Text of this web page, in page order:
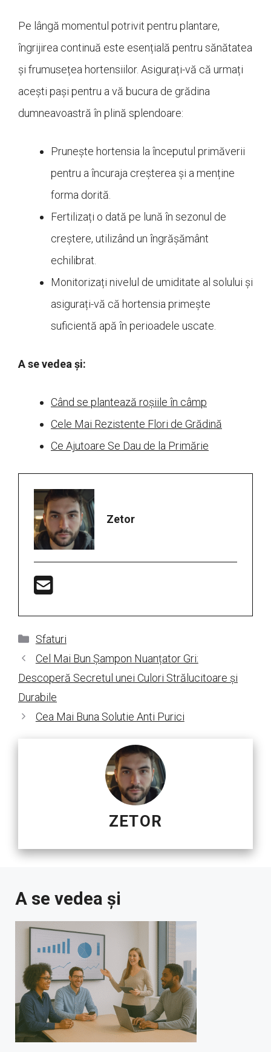
Pe lângă momentul potrivit pentru plantare,
îngrijirea continuă este esențială pentru sănătatea
și frumusețea hortensiilor. Asigurați-vă că urmați
acești pași pentru a vă bucura de grădina
dumneavoastră în plină splendoare:
Prunește hortensia la începutul primăverii
pentru a încuraja creșterea și a menține
forma dorită.
Fertilizați o dată pe lună în sezonul de
creștere, utilizând un îngrășământ
echilibrat.
Monitorizați nivelul de umiditate al solului și
asigurați-vă că hortensia primește
suficientă apă în perioadele uscate.
A se vedea și:
Când se plantează roșiile în câmp
Cele Mai Rezistente Flori de Grădină
Ce Ajutoare Se Dau de la Primărie
Zetor
Categorii
Sfaturi
Cel Mai Bun Șampon Nuanțator Gri:
Descoperă Secretul unei Culori Strălucitoare și
Durabile
Cea Mai Buna Solutie Anti Purici
ZETOR
A se vedea și